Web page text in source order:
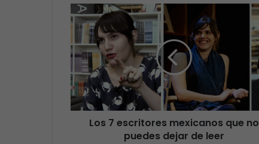
Los 7 escritores mexicanos que no
puedes dejar de leer